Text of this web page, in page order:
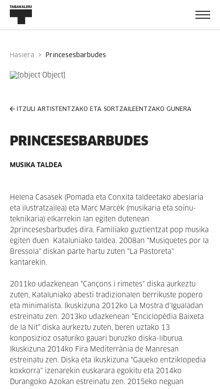
Hasiera princesesbarbudes
ITZULI ARTISTENTZAKO ETA SORTZAILEENTZAKO GUNERA
PRINCESESBARBUDES
MUSIKA TALDEA
Helena Casasek (Pomada eta Conxita taldeetako abeslaria
eta ilustratzailea) eta Marc Marcék (musikaria eta soinu-
teknikaria) elkarrekin lan egiten dutenean
2princesesbarbudes dira. Familiako guztientzat pop musika
egiten duen Kataluniako taldea. 2008an “Musiquetes por la
Bressola” diskan parte hartu zuten “La Pastoreta”
kantarekin.
2011ko udazkenean “Cançons i rimetes” diska aurkeztu
zuten, Kataluniako abesti tradizionalen berrikuste popero
eta minimalista. Ikuskizuna 2012ko La Mostra d’Igualadan
estreinatu zen. 2013ko udazkenean “Enciclopèdia Baixeta
de la Nit” diska aurkeztu zuten, beren uztako 13
konposizioz osaturiko gauari buruzko diska-liburua.
Ikuskizuna 2014ko Fira Mediterrània de Manresan
estreinatu zen. Diska eta ikuskizuna “Gaueko entziklopedia
koxkorra” izenarekin euskarara egokitu eta 2014ko
Durangoko Azokan estreinatu zen. 2015eko neguan